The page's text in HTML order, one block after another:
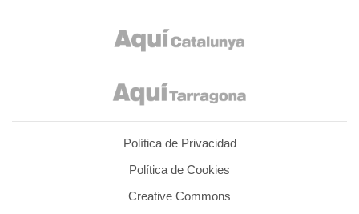
Política de Privacidad
Política de Cookies
Creative Commons